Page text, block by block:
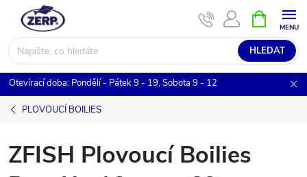
obsah
HLEDAT
NÁKUPNÍ
KOŠÍK
Otevírací doba: Pondělí - Pátek 9 - 19, Sobota 9 - 12
PLOVOUCÍ BOILIES
ZFISH Plovoucí Boilies